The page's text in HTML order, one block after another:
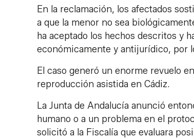
En la reclamación, los afectados
a que la menor no sea
ha aceptado los hechos descritos y
económicamente y antijurídico, por
El caso generó un enorme revuelo
reproducción asistida en Cádiz.
La Junta de Andalucía anunció
humano o a un problema en el
solicitó a la Fiscalía que evaluara